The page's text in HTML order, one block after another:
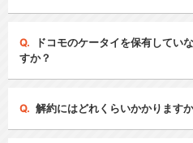
ドコモのケータイを保有してい
すか？
解約にはどれくらいかかります